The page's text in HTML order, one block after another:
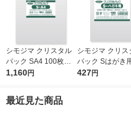
シモジマ クリスタル
パック SA4 100枚入 6
739200 1袋(100枚入)
1,160円
シモジマ クリス
パック Sはがき
枚入 6751700 1
427円
最近見た商品